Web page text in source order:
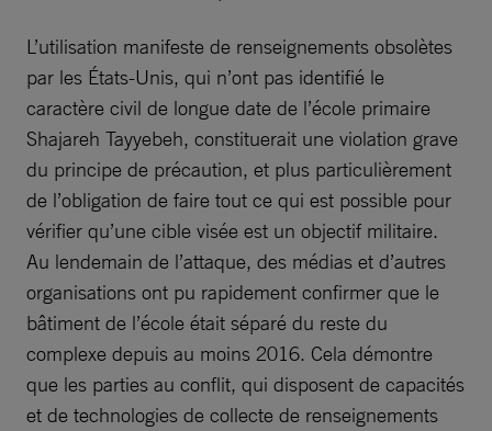
L’utilisation manifeste de renseignements obsolètes
par les États-Unis, qui n’ont pas identifié le
caractère civil de longue date de l’école primaire
Shajareh Tayyebeh, constituerait une violation grave
du principe de précaution, et plus particulièrement
de l’obligation de faire tout ce qui est possible pour
vérifier qu’une cible visée est un objectif militaire.
Au lendemain de l’attaque, des médias et d’autres
organisations ont pu rapidement confirmer que le
bâtiment de l’école était séparé du reste du
complexe depuis au moins 2016. Cela démontre
que les parties au conflit, qui disposent de capacités
et de technologies de collecte de renseignements